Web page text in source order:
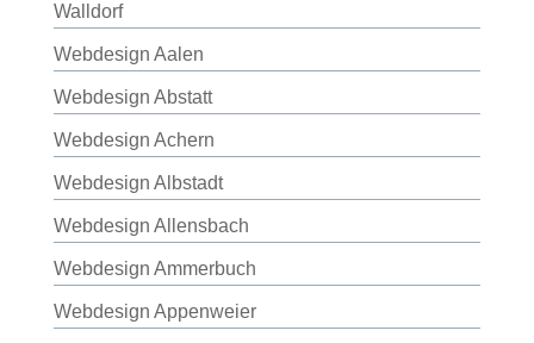
Walldorf
Webdesign Aalen
Webdesign Abstatt
Webdesign Achern
Webdesign Albstadt
Webdesign Allensbach
Webdesign Ammerbuch
Webdesign Appenweier